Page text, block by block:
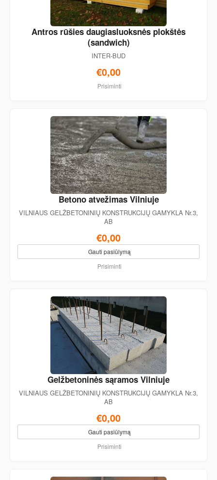
Antros rūšies daugiasluoksnės plokštės
(sandwich)
INTER-BUD
€0,00
Prisiminti
Betono atvežimas Vilniuje
VILNIAUS GELŽBETONINIŲ KONSTRUKCIJŲ GAMYKLA Nr.3,
AB
€0,00
Gauti pasiūlymą
Prisiminti
Gelžbetoninės sąramos Vilniuje
VILNIAUS GELŽBETONINIŲ KONSTRUKCIJŲ GAMYKLA Nr.3,
AB
€0,00
Gauti pasiūlymą
Prisiminti